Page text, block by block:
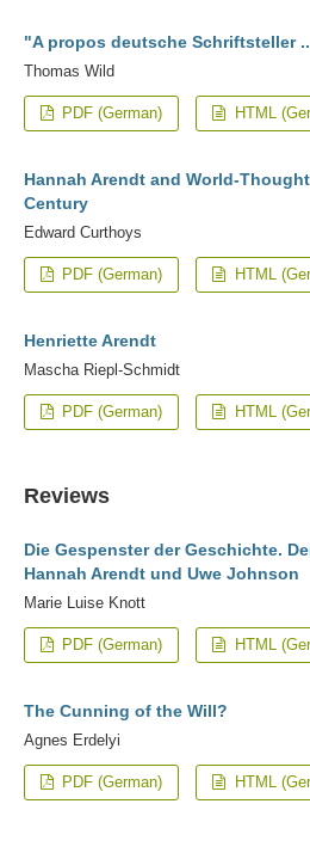
"A propos deutsche Schriftsteller
Thomas Wild
PDF (German) HTML
Hannah Arendt and World-
Century
Edward Curthoys
PDF (German) HTML
Henriette Arendt
Mascha Riepl-Schmidt
PDF (German) HTML
Reviews
Die Gespenster der Geschichte.
Hannah Arendt und Uwe Johnson
Marie Luise Knott
PDF (German) HTML
The Cunning of the Will?
Agnes Erdelyi
PDF (German) HTML